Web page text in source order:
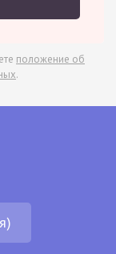
положение об
.